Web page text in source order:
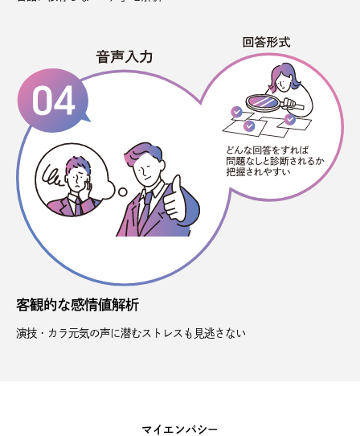
客観的な感情値解析
演技・カラ元気の声に潜むストレスも見逃さない
マイエンパシー